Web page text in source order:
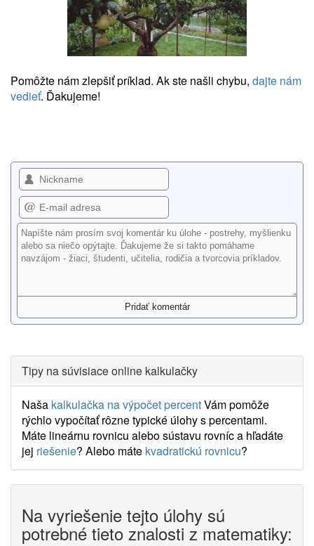
Pomôžte nám zlepšiť príklad. Ak ste našli chybu, dajte nám
vedieť. Ďakujeme!
Tipy na súvisiace online kalkulačky
Naša kalkulačka na výpočet percentVám pomôže
rýchlo vypočítať rôzne typické úlohy s percentami.
Máte lineárnu rovnicu alebo sústavu rovníc a hľadáte
jej riešenie? Alebo máte kvadratickú rovnicu?
Na vyriešenie tejto úlohy sú
potrebné tieto znalosti z matematiky: